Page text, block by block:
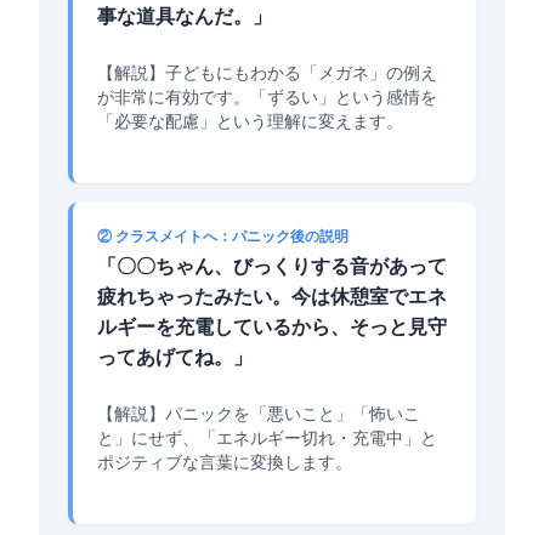
事な道具なんだ。」
【解説】子どもにもわかる「メガネ」の例え
が非常に有効です。「ずるい」という感情を
「必要な配慮」という理解に変えます。
② クラスメイトへ：パニック後の説明
「〇〇ちゃん、びっくりする音があって
疲れちゃったみたい。今は休憩室でエネ
ルギーを充電しているから、そっと見守
ってあげてね。」
【解説】パニックを「悪いこと」「怖いこ
と」にせず、「エネルギー切れ・充電中」と
ポジティブな言葉に変換します。